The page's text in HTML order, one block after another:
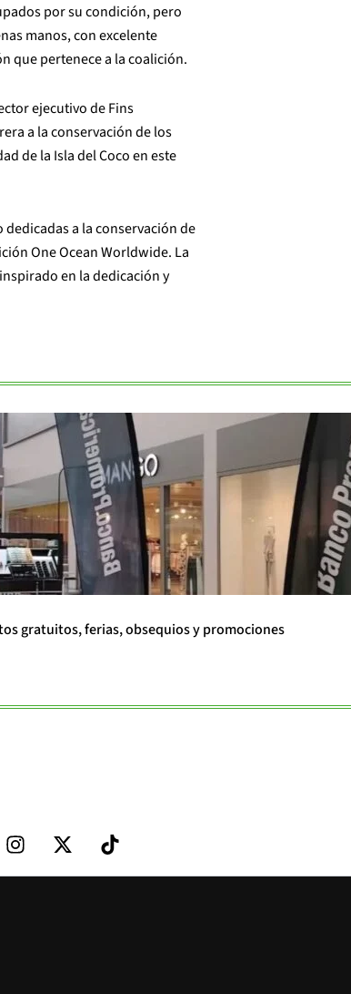
por su condición, pero
manos, con excelente
que pertenece a la coalición.
ejecutivo de Fins
a la conservación de los
de la Isla del Coco en este
a la conservación de
One Ocean Worldwide. La
en la dedicación y
gratuitos, ferias, obsequios y promociones